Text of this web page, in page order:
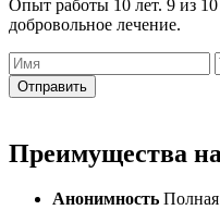
Опыт работы 10 лет. 9 из
добровольное лечение.
Отправить
Преимущества
Анонимность